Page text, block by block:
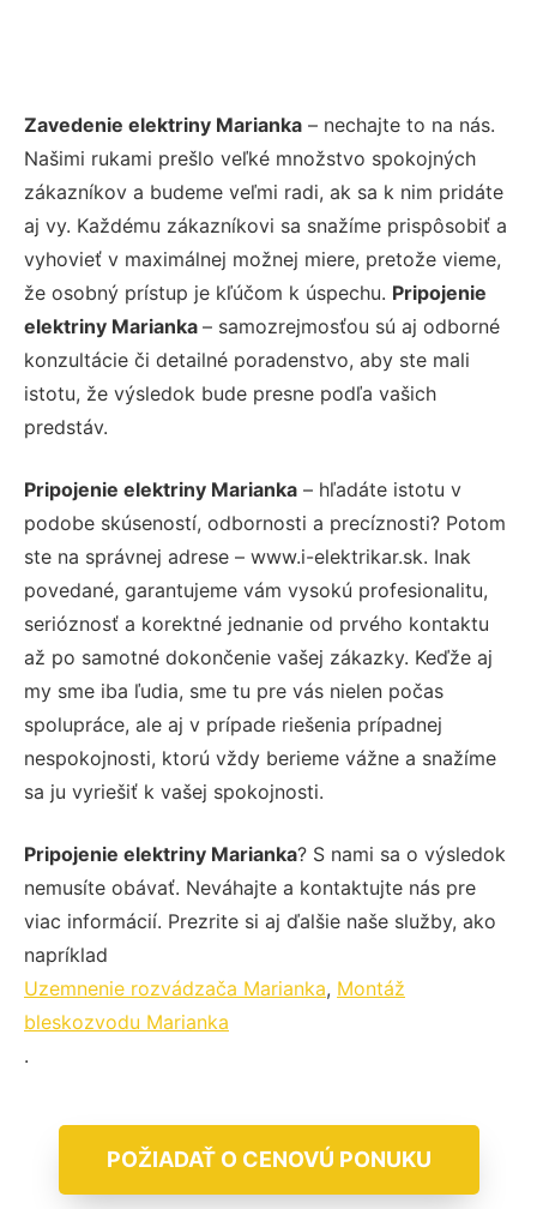
Zavedenie elektriny Marianka – nechajte to na nás.
Našimi rukami prešlo veľké množstvo spokojných
zákazníkov a budeme veľmi radi, ak sa k nim pridáte
aj vy. Každému zákazníkovi sa snažíme prispôsobiť a
vyhovieť v maximálnej možnej miere, pretože vieme,
že osobný prístup je kľúčom k úspechu. Pripojenie
elektriny Marianka – samozrejmosťou sú aj odborné
konzultácie či detailné poradenstvo, aby ste mali
istotu, že výsledok bude presne podľa vašich
predstáv.
Pripojenie elektriny Marianka – hľadáte istotu v
podobe skúseností, odbornosti a precíznosti? Potom
ste na správnej adrese – www.i-elektrikar.sk. Inak
povedané, garantujeme vám vysokú profesionalitu,
serióznosť a korektné jednanie od prvého kontaktu
až po samotné dokončenie vašej zákazky. Keďže aj
my sme iba ľudia, sme tu pre vás nielen počas
spolupráce, ale aj v prípade riešenia prípadnej
nespokojnosti, ktorú vždy berieme vážne a snažíme
sa ju vyriešiť k vašej spokojnosti.
Pripojenie elektriny Marianka? S nami sa o výsledok
nemusíte obávať. Neváhajte a kontaktujte nás pre
viac informácií. Prezrite si aj ďalšie naše služby, ako
napríklad
Uzemnenie rozvádzača Marianka, Montáž
bleskozvodu Marianka
.
POŽIADAŤ O CENOVÚ PONUKU